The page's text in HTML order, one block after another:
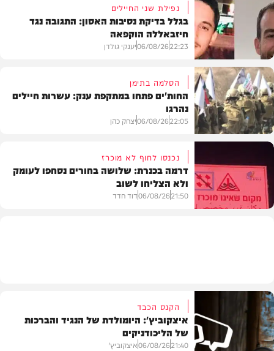
צבא וביטחון
נפילת שני החיילים
בגלל בדיקת נסיבות האסון: התגובה נגד
חיזבאללה הוקפאה
22:23
06/08/26יענקי גולדן
בעולם
הסלמה בתימן
החות'ים פתחו במתקפת ענק: עשרות חיילים
נהרגו
22:05
06/08/26יצחק כהן
נכנסו לחוף לא מוכרז
דרמה בכנרת: שלושה בחורים נסחפו לעומק
ולא הצליחו לשוב
21:50
06/08/26דוד חדד
הקנס הכבד
איצקוביץ': היומולדת של הנגיד והברכות
של הליכודניקים
21:40
06/08/26איצקוביץ'